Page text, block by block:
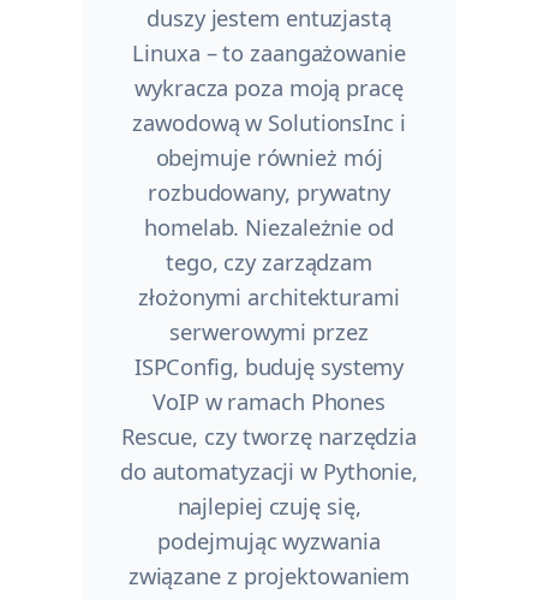
duszy jestem entuzjastą
Linuxa – to zaangażowanie
wykracza poza moją pracę
zawodową w SolutionsInc i
obejmuje również mój
rozbudowany, prywatny
homelab. Niezależnie od
tego, czy zarządzam
złożonymi architekturami
serwerowymi przez
ISPConfig, buduję systemy
VoIP w ramach Phones
Rescue, czy tworzę narzędzia
do automatyzacji w Pythonie,
najlepiej czuję się,
podejmując wyzwania
związane z projektowaniem